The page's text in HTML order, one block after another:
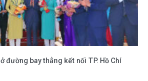
đường bay thẳng kết nối TP. Hồ Chí